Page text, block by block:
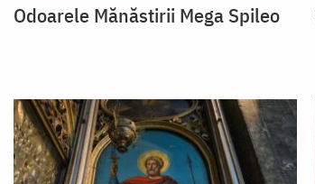
Odoarele Mănăstirii Mega Spileo